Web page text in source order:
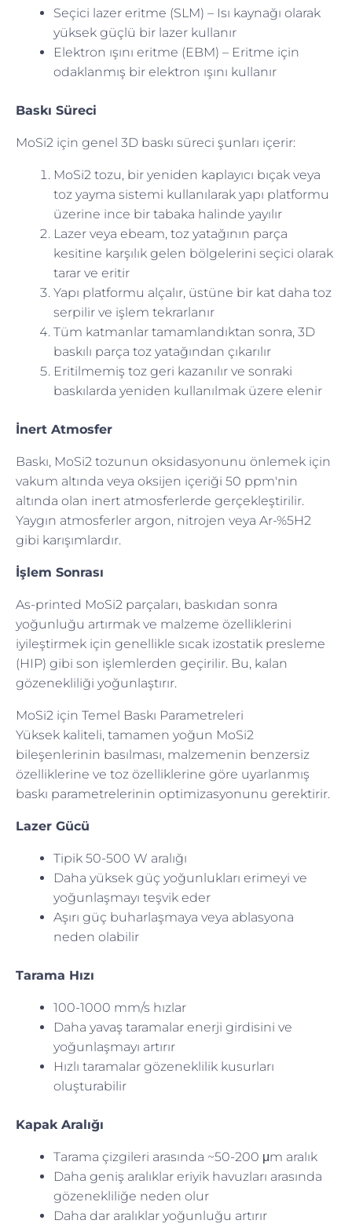
Seçici lazer eritme (SLM) – Isı kaynağı olarak
yüksek güçlü bir lazer kullanır
Elektron ışını eritme (EBM) – Eritme için
odaklanmış bir elektron ışını kullanır
Baskı Süreci
MoSi2 için genel 3D baskı süreci şunları içerir:
MoSi2 tozu, bir yeniden kaplayıcı bıçak veya
toz yayma sistemi kullanılarak yapı platformu
üzerine ince bir tabaka halinde yayılır
Lazer veya ebeam, toz yatağının parça
kesitine karşılık gelen bölgelerini seçici olarak
tarar ve eritir
Yapı platformu alçalır, üstüne bir kat daha toz
serpilir ve işlem tekrarlanır
Tüm katmanlar tamamlandıktan sonra, 3D
baskılı parça toz yatağından çıkarılır
Eritilmemiş toz geri kazanılır ve sonraki
baskılarda yeniden kullanılmak üzere elenir
İnert Atmosfer
Baskı, MoSi2 tozunun oksidasyonunu önlemek için
vakum altında veya oksijen içeriği 50 ppm'nin
altında olan inert atmosferlerde gerçekleştirilir.
Yaygın atmosferler argon, nitrojen veya Ar-%5H2
gibi karışımlardır.
İşlem Sonrası
As-printed MoSi2 parçaları, baskıdan sonra
yoğunluğu artırmak ve malzeme özelliklerini
iyileştirmek için genellikle sıcak izostatik presleme
(HIP) gibi son işlemlerden geçirilir. Bu, kalan
gözenekliliği yoğunlaştırır.
MoSi2 için Temel Baskı Parametreleri
Yüksek kaliteli, tamamen yoğun MoSi2
bileşenlerinin basılması, malzemenin benzersiz
özelliklerine ve toz özelliklerine göre uyarlanmış
baskı parametrelerinin optimizasyonunu gerektirir.
Lazer Gücü
Tipik 50-500 W aralığı
Daha yüksek güç yoğunlukları erimeyi ve
yoğunlaşmayı teşvik eder
Aşırı güç buharlaşmaya veya ablasyona
neden olabilir
Tarama Hızı
100-1000 mm/s hızlar
Daha yavaş taramalar enerji girdisini ve
yoğunlaşmayı artırır
Hızlı taramalar gözeneklilik kusurları
oluşturabilir
Kapak Aralığı
Tarama çizgileri arasında ~50-200 μm aralık
Daha geniş aralıklar eriyik havuzları arasında
gözenekliliğe neden olur
Daha dar aralıklar yoğunluğu artırır